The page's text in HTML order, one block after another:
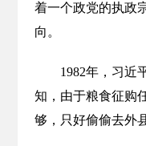
着一个政党的执政
向。
1982年，习近
知，由于粮食征购
够，只好偷偷去外